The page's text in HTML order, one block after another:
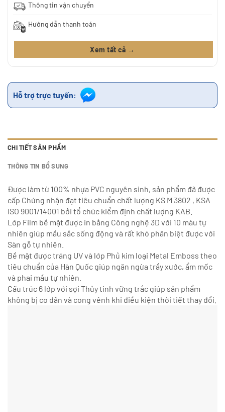
Thông tin vận chuyển
Hướng dẫn thanh toán
Xem tất cả →
Hỗ trợ trực tuyến:
CHI TIẾT SẢN PHẨM
THÔNG TIN BỔ SUNG
Được làm từ 100% nhựa PVC nguyên sinh, sản phẩm đã được
cấp Chứng nhận đạt tiêu chuẩn chất lượng KS M 3802 , KSA
ISO 9001/14001 bởi tổ chức kiểm định chất lượng KAB.
Lớp Film bề mặt được in bằng Công nghệ 3D với 10 màu tự
nhiên giúp mầu sắc sống động và rất khó phân biệt được với
Sàn gỗ tự nhiên.
Bề mặt được tráng UV và lớp Phủ kim loại Metal Emboss theo
tiêu chuẩn của Hàn Quốc giúp ngăn ngừa trầy xước, ẩm mốc
và phai mầu tự nhiên.
Cấu trúc 6 lớp với sợi Thủy tinh vững trắc giúp sản phẩm
không bị co dãn và cong vênh khi điều kiện thời tiết thay đổi.